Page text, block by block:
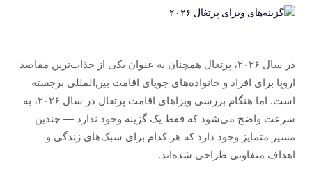
در سال ۲۰۲۶، پرتغال همچنان به عنوان یکی از جذاب‌ترین مقاصد
اروپا برای افراد و خانواده‌های جویای اقامت بین‌المللی برجسته
است. اما هنگام بررسی ویزاهای اقامت پرتغال در سال ۲۰۲۶، به
سرعت واضح می‌شود که فقط یک گزینه وجود ندارد — چندین
مسیر متمایز وجود دارد که هر کدام برای سبک‌های زندگی و
اهداف متفاوتی طراحی شده‌اند.